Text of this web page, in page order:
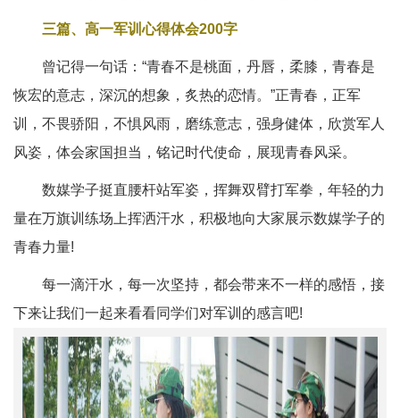
三篇、高一军训心得体会200字
曾记得一句话：“青春不是桃面，丹唇，柔膝，青春是
恢宏的意志，深沉的想象，炙热的恋情。”正青春，正军
训，不畏骄阳，不惧风雨，磨练意志，强身健体，欣赏军人
风姿，体会家国担当，铭记时代使命，展现青春风采。
数媒学子挺直腰杆站军姿，挥舞双臂打军拳，年轻的力
量在万旗训练场上挥洒汗水，积极地向大家展示数媒学子的
青春力量!
每一滴汗水，每一次坚持，都会带来不一样的感悟，接
下来让我们一起来看看同学们对军训的感言吧!